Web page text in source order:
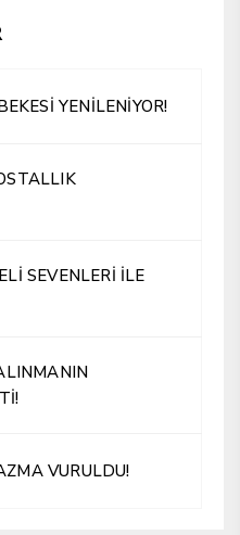
YENİLENİYOR!
SEVENLERİ İLE
VURULDU!